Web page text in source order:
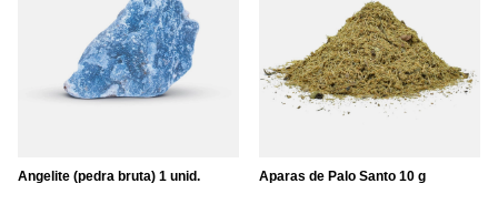
Angelite (pedra bruta) 1 unid. Aparas de Palo Santo 10 g